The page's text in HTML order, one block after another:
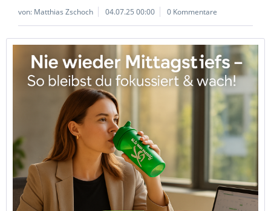
von: Matthias Zschoch 04.07.25 00:00 0 Kommentare